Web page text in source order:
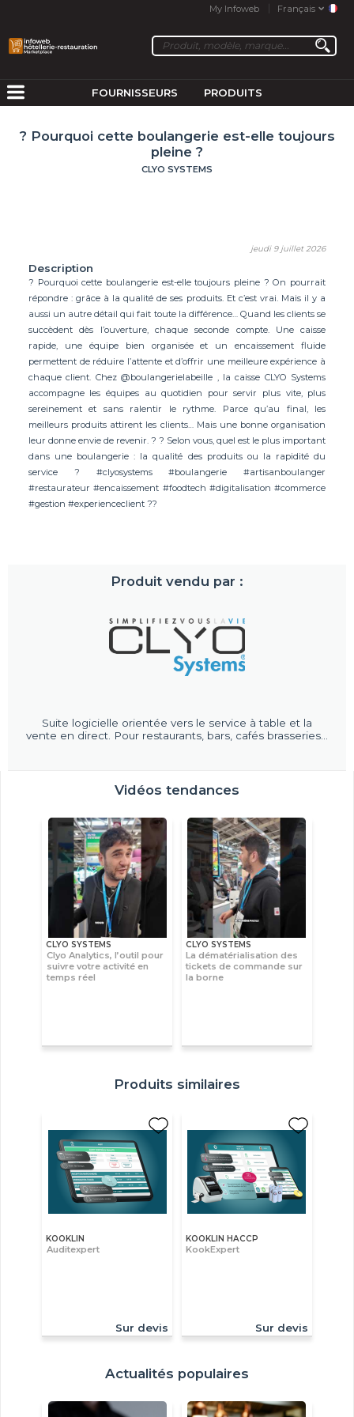
My Infoweb Français
FOURNISSEURS PRODUITS
? Pourquoi cette boulangerie est-elle toujours
pleine ?
CLYO SYSTEMS
jeudi 9 juillet 2026
Description
? Pourquoi cette boulangerie est-elle toujours pleine ? On pourrait
répondre : grâce à la qualité de ses produits. Et c’est vrai. Mais il y a
aussi un autre détail qui fait toute la différence… Quand les clients se
succèdent dès l’ouverture, chaque seconde compte. Une caisse
rapide, une équipe bien organisée et un encaissement fluide
permettent de réduire l’attente et d’offrir une meilleure expérience à
chaque client. Chez @boulangerielabeille , la caisse CLYO Systems
accompagne les équipes au quotidien pour servir plus vite, plus
sereinement et sans ralentir le rythme. Parce qu’au final, les
meilleurs produits attirent les clients… Mais une bonne organisation
leur donne envie de revenir. ? ? Selon vous, quel est le plus important
dans une boulangerie : la qualité des produits ou la rapidité du
service ? #clyosystems #boulangerie #artisanboulanger
#restaurateur #encaissement #foodtech #digitalisation #commerce
#gestion #experienceclient ??
Produit vendu par :
Suite logicielle orientée vers le service à table et la
vente en direct. Pour restaurants, bars, cafés brasseries...
Vidéos tendances
CLYO SYSTEMS
Clyo Analytics, l’outil pour
suivre votre activité en
temps réel
CLYO SYSTEMS
La dématérialisation des
tickets de commande sur
la borne
Produits similaires
KOOKLIN
Auditexpert
Sur devis
KOOKLIN HACCP
KookExpert
Sur devis
Actualités populaires